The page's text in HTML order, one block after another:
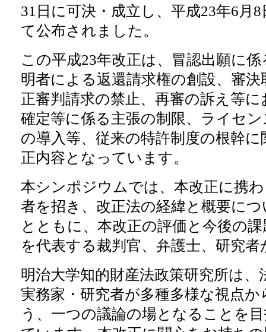
31日に可決・成立し、平成23年6月
て公布されました。
この平成23年改正は、冒認出願に
明者による返還請求権の創設、審
正審判請求の禁止、再審の訴え等
確定等に係る主張の制限、ライセ
の導入等、従来の特許制度の根幹
正内容となっています。
本シンポジウムでは、本改正に携
者を招き、改正法の経緯と概要に
とともに、本改正の評価と今後の
を代表する裁判官、弁護士、研究
明治大学知的財産法政策研究所は
実務家・研究者が多種多様な視点
う、一つの議論の場となることを